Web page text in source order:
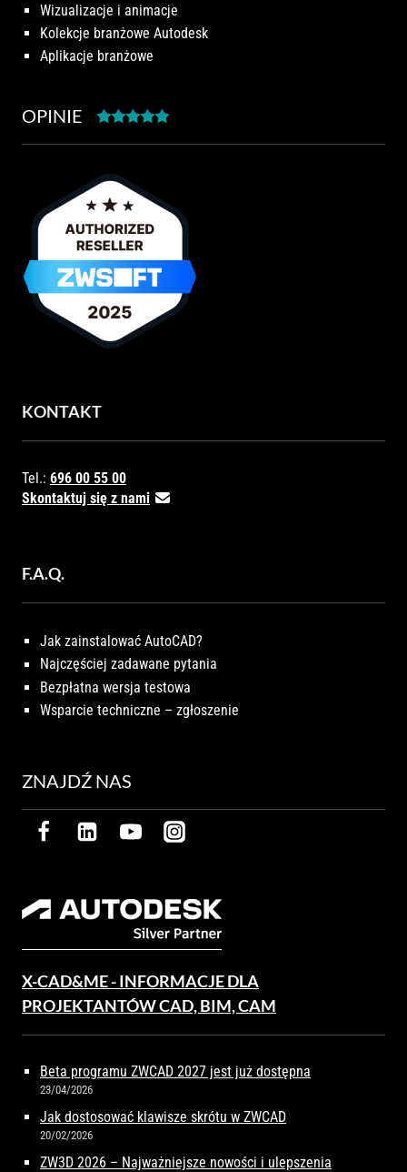
Wizualizacje i animacje
Kolekcje branżowe Autodesk
Aplikacje branżowe
OPINIE
KONTAKT
Tel.: 696 00 55 00
Skontaktuj się z nami
F.A.Q.
Jak zainstalować AutoCAD?
Najczęściej zadawane pytania
Bezpłatna wersja testowa
Wsparcie techniczne – zgłoszenie
ZNAJDŹ NAS
X-CAD&ME - INFORMACJE DLA
PROJEKTANTÓW CAD, BIM, CAM
Beta programu ZWCAD 2027 jest już dostępna
23/04/2026
Jak dostosować klawisze skrótu w ZWCAD
20/02/2026
ZW3D 2026 – Najważniejsze nowości i ulepszenia